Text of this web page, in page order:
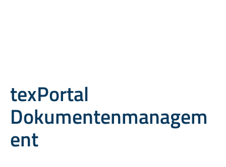
texPortal
Dokumentenmanagem
ent